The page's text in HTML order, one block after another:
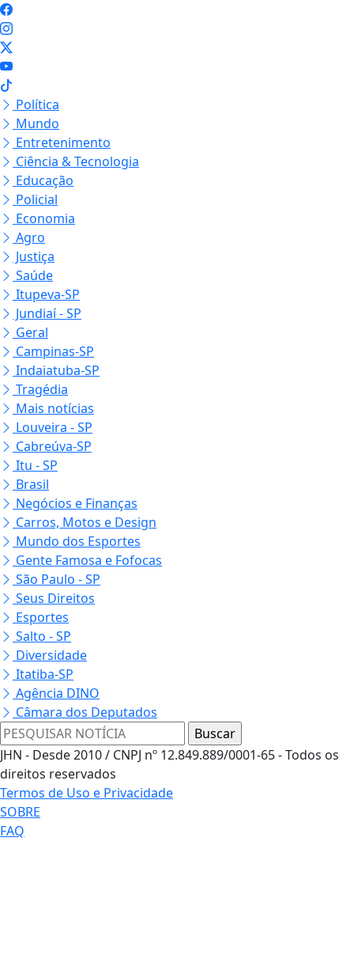
Política
Mundo
Entretenimento
Ciência & Tecnologia
Educação
Policial
Economia
Agro
Justiça
Saúde
Itupeva-SP
Jundiaí - SP
Geral
Campinas-SP
Indaiatuba-SP
Tragédia
Mais notícias
Louveira - SP
Cabreúva-SP
Itu - SP
Brasil
Negócios e Finanças
Carros, Motos e Design
Mundo dos Esportes
Gente Famosa e Fofocas
São Paulo - SP
Seus Direitos
Esportes
Salto - SP
Diversidade
Itatiba-SP
Agência DINO
Câmara dos Deputados
JHN - Desde 2010 / CNPJ nº 12.849.889/0001-65 - Todos os
direitos reservados
Termos de Uso e Privacidade
SOBRE
FAQ